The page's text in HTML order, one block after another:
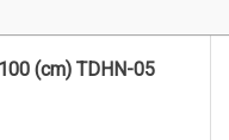
(cm) TDHN-05